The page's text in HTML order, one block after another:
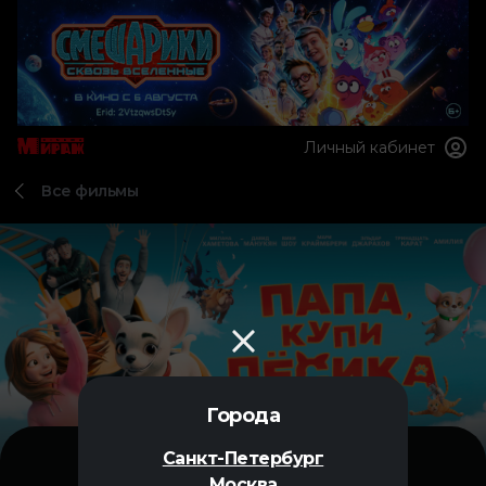
Города
Санкт-Петербург
Личный кабинет
Все фильмы